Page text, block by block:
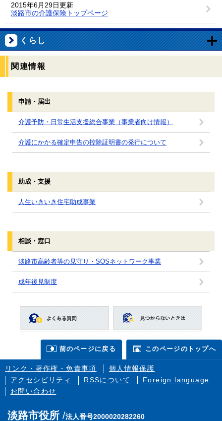
2015年6月29日更新
淡路市の介護保険トップページ
くらし
関連情報
申請・届出
介護予防・日常生活支援総合事業（事業者向け情報）
介護にかかる確定申告の控除証明書の発行について
助成・支援
人生いきいき住宅助成事業
相談・窓口
淡路市高齢者等の見守り・SOSネットワーク事業
成年後見制度
前のページに戻る このページのトップへ
リンク・著作権・免責事項
個人情報保護
アクセシビリティ
RSSについて
Foreign language
お問い合わせ
淡路市役所 法人番号2000020282260